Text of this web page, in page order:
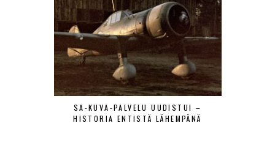
SA-KUVA-PALVELU UUDISTUI –
HISTORIA ENTISTÄ LÄHEMPÄNÄ